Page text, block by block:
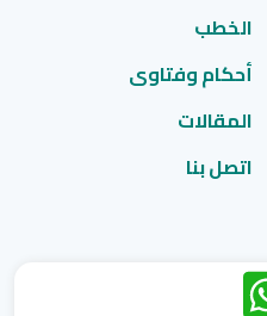
الخطب
أحكام وفتاوى
المقالات
اتصل بنا